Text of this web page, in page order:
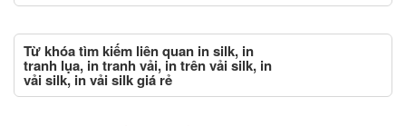
Từ khóa tìm kiếm liên quan in silk, in
tranh lụa, in tranh vải, in trên vải silk, in
vải silk, in vải silk giá rẻ